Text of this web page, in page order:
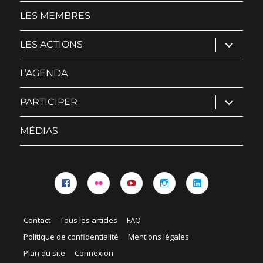
LES MEMBRES
LES ACTIONS ouvrir
le
sous-
L’AGENDA
PARTICIPER ouvrir
le
sous-
MÉDIAS
Contact Tous les articles
FAQ
Politique de confidentialité
Mentions légales
Plan du site
Connexion